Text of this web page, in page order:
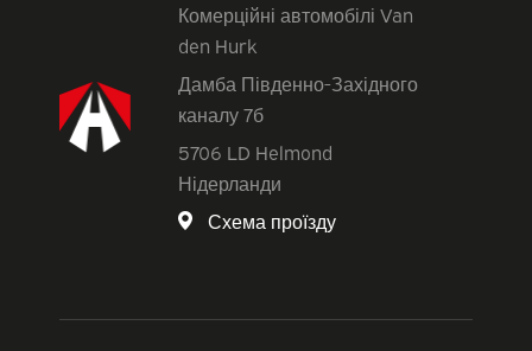
Комерційні автомобілі Van
den Hurk
Дамба Південно-Західного
каналу 7б
5706 LD Helmond
Нідерланди
Схема проїзду